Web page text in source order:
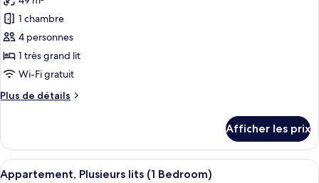
salon
(Opera
Suite,
Club
Millésime
au
bar-
salon
(Opera
Suite,
Club
access)
pour
ce
type
de
chambre :
Chambre
très
grand
1 chambre
4 personnes
1 très grand lit
Wi-Fi gratuit
Plus de détails
Plus
Chambre
luxueuse,
1
Afficher les prix
Afficher
Une chambre d’hôtel équipée d’un
19
Appartement, Plusieurs lits (1 Bedroom)